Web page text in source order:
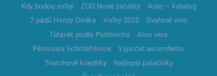
Kdy budou volby
ZOO Nové začátky
Auto – katalog
7 pádů Honzy Dědka
Volby 2025
Svařené víno
Tatarák podle Pohlreicha
Aloe vera
Pěstování lichořeřišnice
Výpočet ascendentu
Tvarohové knedlíky
Nejlepší palačinky